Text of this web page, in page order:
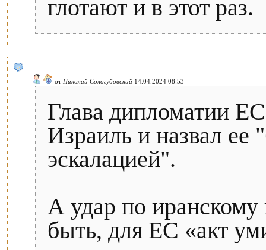
глотают и в этот раз.
от Николай Сологубовский 14.04.2024 08:53
Глава дипломатии
Израиль и назвал ее
эскалацией".
А удар по иранскому
быть, для ЕС «акт